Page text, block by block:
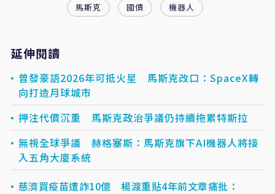
馬斯克
國債 機器人
延伸閱讀
曾發豪語2026年可抵火星 馬斯克改口：SpaceX轉
向打造月球城市
押注代價沉重 馬斯克政治爭議仍持續拖累特斯拉
無視全球爭議 赫格塞斯：馬斯克旗下AI機器人將接
入五角大廈系統
慈濟買疫苗遭詐10億 楊渡重貼4年前文章痛批：